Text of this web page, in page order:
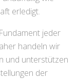
erledigt.
jeder
handeln wir
und unterstützen
der